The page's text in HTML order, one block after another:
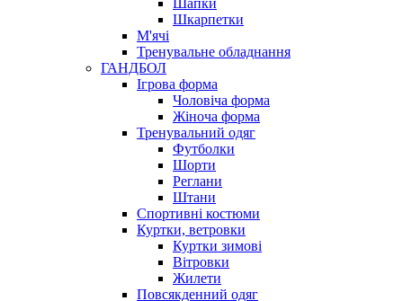
Шкарпетки
М'ячі
Тренувальне обладнання
ГАНДБОЛ
Ігрова форма
Чоловіча форма
Жіноча форма
Тренувальний одяг
Футболки
Шорти
Реглани
Штани
Спортивні костюми
Куртки, ветровки
Куртки зимові
Вітровки
Жилети
Повсякденний одяг